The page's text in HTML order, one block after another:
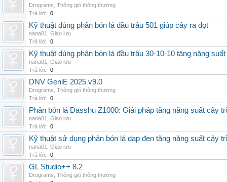
Drograms Thông gió thông thường
Trả lời:
0
Kỹ thuật dùng phân bón lá đầu trâu 501 giúp cây ra đọt
nana01
Giao lưu
Trả lời:
0
Kỹ thuật dùng phân bón lá đầu trâu 30-10-10 tăng năng suất
nana01
Giao lưu
Trả lời:
0
DNV GeniE 2025 v9.0
Drograms Thông gió thông thường
Trả lời:
0
Phân bón lá Dasshu Z1000: Giải pháp tăng năng suất cây
nana01
Giao lưu
Trả lời:
0
Kỹ thuật sử dụng phân bón lá dap đen tăng năng suất cây
nana01
Giao lưu
Trả lời:
0
GL Studio++ 8.2
Drograms Thông gió thông thường